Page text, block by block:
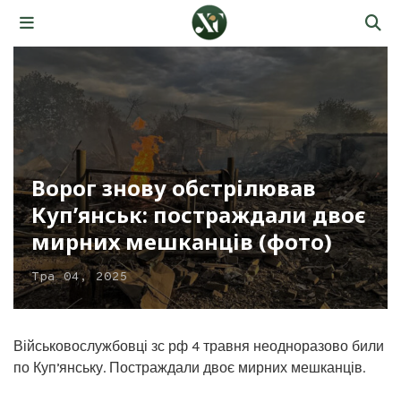
Ворог знову обстрілював
Купʼянськ: постраждали двоє
мирних мешканців (фото)
Тра 04, 2025
Військовослужбовці зс рф 4 травня неодноразово били
по Купʼянську. Постраждали двоє мирних мешканців.